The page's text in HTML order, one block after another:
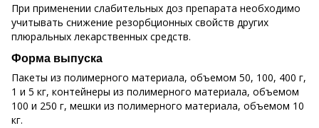
При применении слабительных доз препарата необходимо
учитывать снижение резорбционных свойств других
плюральных лекарственных средств.
Форма выпуска
Пакеты из полимерного материала, объемом 50, 100, 400 г,
1 и 5 кг, контейнеры из полимерного материала, объемом
100 и 250 г, мешки из полимерного материала, объемом 10
кг.